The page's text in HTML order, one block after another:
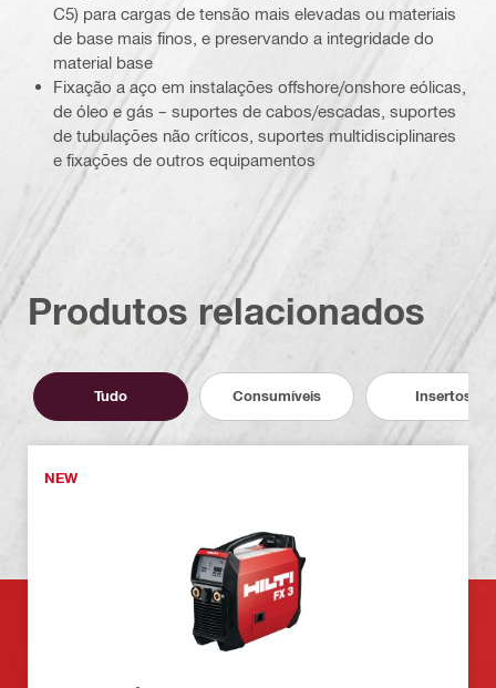
C5) para cargas de tensão mais elevadas ou materiais
de base mais finos, e preservando a integridade do
material base
Fixação a aço em instalações offshore/onshore eólicas,
de óleo e gás – suportes de cabos/escadas, suportes
de tubulações não críticos, suportes multidisciplinares
e fixações de outros equipamentos
Produtos relacionados
Tudo Consumíveis Insertos
NEW